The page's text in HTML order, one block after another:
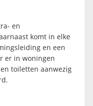
en
komt in elke
en een
er in woningen
toiletten aanwezig